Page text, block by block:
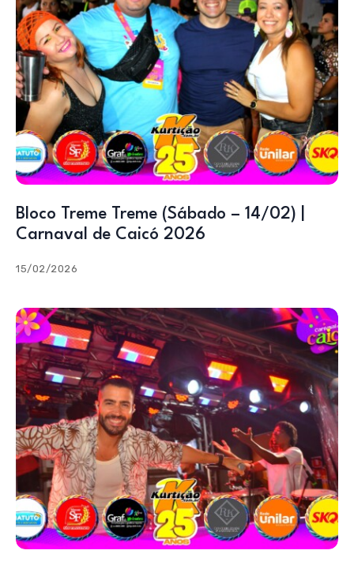
Bloco Treme Treme (Sábado – 14/02) |
Carnaval de Caicó 2026
15/02/2026